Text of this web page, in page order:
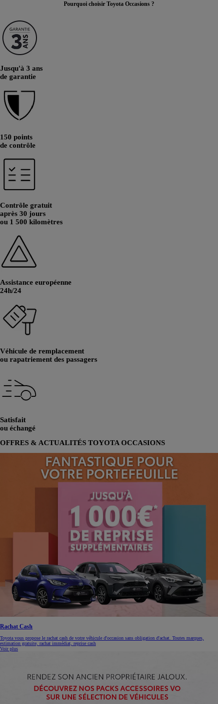
Pourquoi choisir Toyota Occasions ?
Jusqu'à 3 ans
de garantie
150 points
de contrôle
Contrôle gratuit
après 30 jours
ou 1 500 kilomètres
Assistance européenne
24h/24
Véhicule de remplacement
ou rapatriement des passagers
Satisfait
ou échangé
OFFRES & ACTUALITÉS TOYOTA OCCASIONS
Rachat Cash
Toyota vous propose le rachat cash de votre véhicule d'occasion sans obligation d'achat. Toutes marques,
estimation gratuite, rachat immédiat, reprise cash
Voir plus